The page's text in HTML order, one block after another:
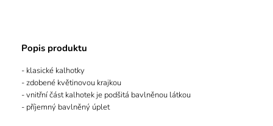
Popis produktu
- klasické kalhotky
- zdobené květinovou krajkou
- vnitřní část kalhotek je podšitá bavlněnou látkou
- příjemný bavlněný úplet